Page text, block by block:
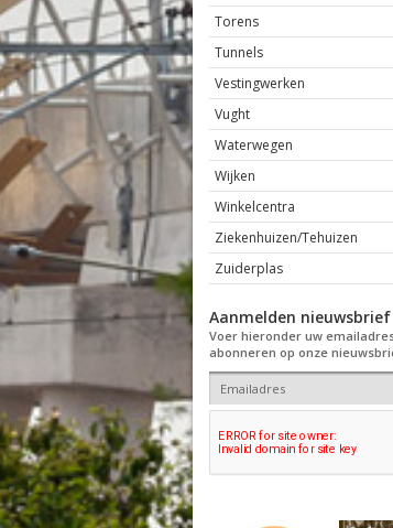
Torens
Tunnels
Vestingwerken
Vught
Waterwegen
Wijken
Winkelcentra
Ziekenhuizen/Tehuizen
Zuiderplas
Aanmelden nieuwsbrief
Voer hieronder uw
abonneren op onze